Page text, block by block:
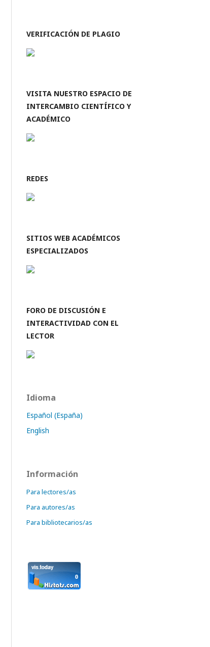
VERIFICACIÓN DE PLAGIO
VISITA NUESTRO ESPACIO DE
INTERCAMBIO CIENTÍFICO Y
ACADÉMICO
REDES
SITIOS WEB ACADÉMICOS
ESPECIALIZADOS
FORO DE DISCUSIÓN E
INTERACTIVIDAD CON EL
LECTOR
Idioma
Español (España)
English
Información
Para lectores/as
Para autores/as
Para bibliotecarios/as